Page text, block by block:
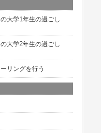
大学1年生の過ごし
大学2年生の過ごし
リングを行う